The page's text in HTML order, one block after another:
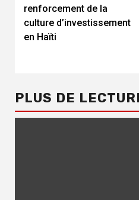
renforcement de la
culture d’investissement
en Haïti
PLUS DE